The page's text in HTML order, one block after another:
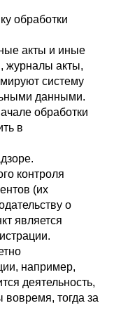
обработки
акты и иные
журналы акты,
систему
данными.
обработки
в
контроля
(их
о
является
например,
деятельность,
тогда за